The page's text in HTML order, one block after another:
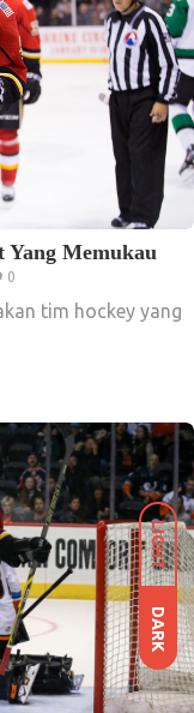
Yang Memukau
0
tim hockey yang
LIGHT
DARK